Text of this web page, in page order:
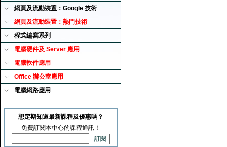
網頁及流動裝置：Google 技術
網頁及流動裝置：熱門技術
程式編寫系列
電腦硬件及 Server 應用
電腦軟件應用
Office 辦公室應用
電腦網路應用
想定期知道最新課程及優惠嗎？
免費訂閱本中心的課程通訊！